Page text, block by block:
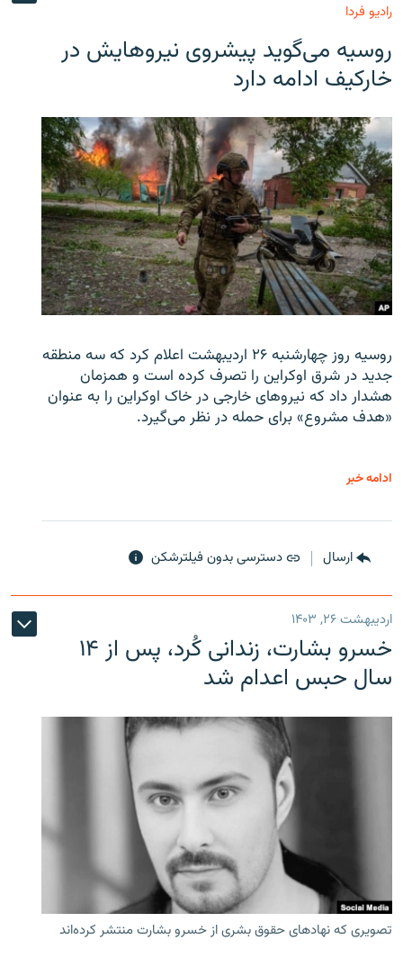
رادیو فردا
روسیه می‌گوید پیشروی نیروهایش در
خارکیف ادامه دارد
روسیه روز چهارشنبه ۲۶ اردیبهشت اعلام کرد که سه منطقه
جدید در شرق اوکراین را تصرف کرده است و همزمان
هشدار داد که نیروهای خارجی در خاک اوکراین را به عنوان
«هدف مشروع» برای حمله در نظر می‌گیرد.
ادامه خبر
ارسال دسترسی بدون فیلترشکن
اردیبهشت ۲۶, ۱۴۰۳
خسرو بشارت، زندانی کُرد، پس از ۱۴
سال حبس اعدام شد
تصویری که نهادهای حقوق بشری از خسرو بشارت منتشر کرده‌اند